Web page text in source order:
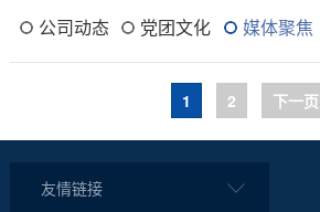
公司动态 党团文化 媒体聚焦
1 2 下一页
友情链接